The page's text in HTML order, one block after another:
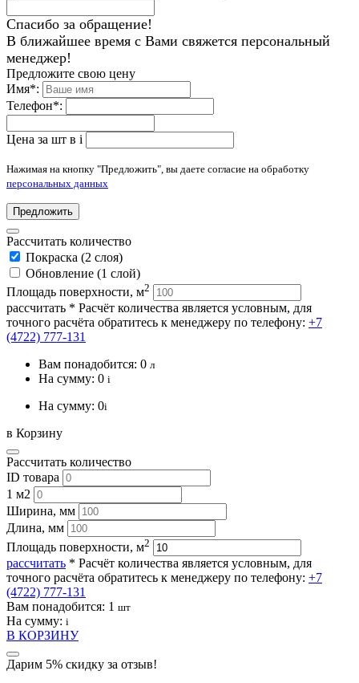
Спасибо за обращение!
В ближайшее время с Вами свяжется персональный
менеджер!
Предложите свою цену
Имя*:
Телефон*:
Цена за шт в i
Нажимая на кнопку "Предложить", вы даете согласие на обработку
персональных данных
Предложить
Рассчитать количество
Покраска (2 слоя)
Обновление (1 слой)
Площадь поверхности, м2
рассчитать * Расчёт количества является условным, для
точного расчёта обратитесь к менеджеру по телефону: +7
(4722) 777-131
Вам понадобится: 0 л
На сумму: 0 i
На сумму: 0i
в Корзину
Рассчитать количество
ID товара
1 м2
Ширина, мм
Длина, мм
Площадь поверхности, м2
рассчитать * Расчёт количества является условным, для
точного расчёта обратитесь к менеджеру по телефону: +7
(4722) 777-131
Вам понадобится: 1 шт
На сумму: i
В КОРЗИНУ
Дарим 5% скидку за отзыв!